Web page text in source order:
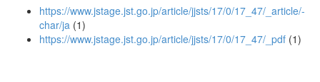
https://www.jstage.jst.go.jp/article/jjsts/17/0/17_47/_article/-
char/ja (1)
https://www.jstage.jst.go.jp/article/jjsts/17/0/17_47/_pdf (1)